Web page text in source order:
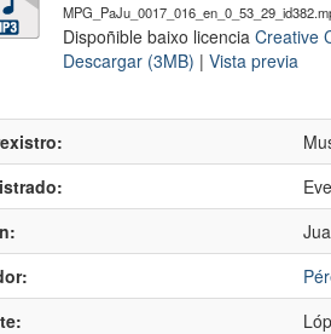
Dispoñible baixo licencia Creative
Descargar (3MB) | Vista previa